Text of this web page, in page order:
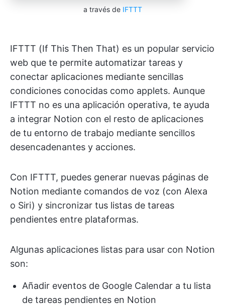
a través de IFTTT
IFTTT (If This Then That) es un popular servicio
web que te permite automatizar tareas y
conectar aplicaciones mediante sencillas
condiciones conocidas como applets. Aunque
IFTTT no es una aplicación operativa, te ayuda
a integrar Notion con el resto de aplicaciones
de tu entorno de trabajo mediante sencillos
desencadenantes y acciones.
Con IFTTT, puedes generar nuevas páginas de
Notion mediante comandos de voz (con Alexa
o Siri) y sincronizar tus listas de tareas
pendientes entre plataformas.
Algunas aplicaciones listas para usar con Notion
son:
Añadir eventos de Google Calendar a tu lista
de tareas pendientes en Notion